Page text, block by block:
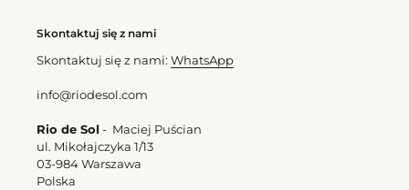
Skontaktuj się z nami
Skontaktuj się z nami: WhatsApp
info@riodesol.com
Rio de Sol - Maciej Puścian
ul. Mikołajczyka 1/13
03-984 Warszawa
Polska